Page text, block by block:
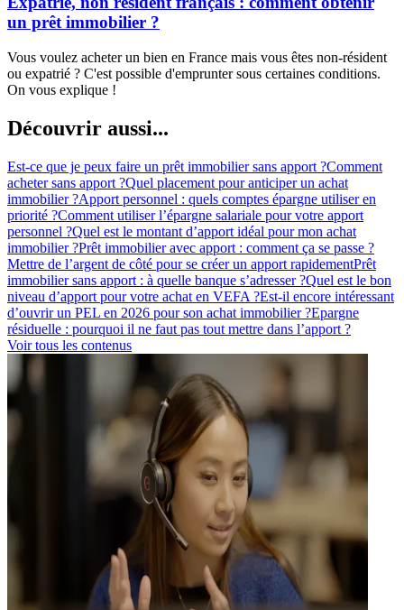
un prêt immobilier ?
Vous voulez acheter un bien en France mais vous êtes non-résident
ou expatrié ? C'est possible d'emprunter sous certaines conditions.
On vous explique !
Découvrir aussi...
Est-ce que je peux faire un prêt immobilier sans apport ?Comment
acheter sans apport ?Quel placement pour anticiper un achat
immobilier ?Apport personnel : quels comptes épargne utiliser en
priorité ?Comment utiliser l’épargne salariale pour votre apport
personnel ?Quel est le montant d’apport idéal pour mon achat
immobilier ?Prêt immobilier avec apport : comment ça se passe ?
Mettre de l’argent de côté pour se créer un apport rapidementPrêt
immobilier sans apport : à quelle banque s’adresser ?Quel est le bon
niveau d’apport pour votre achat en VEFA ?Est-il encore intéressant
d’ouvrir un PEL en 2026 pour son achat immobilier ?Epargne
résiduelle : pourquoi il ne faut pas tout mettre dans l’apport ?
Voir tous les contenus